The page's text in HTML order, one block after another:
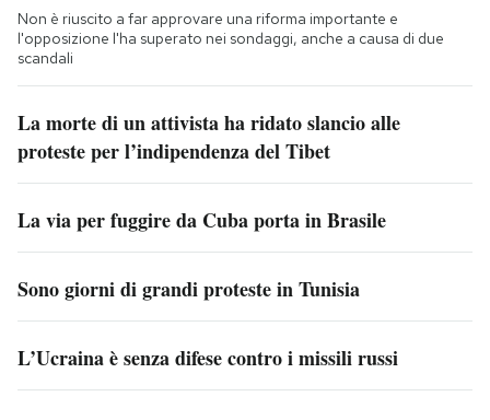
Non è riuscito a far approvare una riforma importante e
l'opposizione l'ha superato nei sondaggi, anche a causa di due
scandali
La morte di un attivista ha ridato slancio alle
proteste per l’indipendenza del Tibet
La via per fuggire da Cuba porta in Brasile
Sono giorni di grandi proteste in Tunisia
L’Ucraina è senza difese contro i missili russi